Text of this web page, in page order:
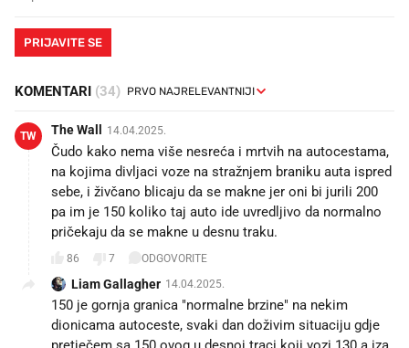
PRIJAVITE SE
KOMENTARI (34)
TW The Wall 14.04.2025.
Čudo kako nema više nesreća i mrtvih na autocestama,
na kojima divljaci voze na stražnjem braniku auta ispred
sebe, i živčano blicaju da se makne jer oni bi jurili 200
pa im je 150 koliko taj auto ide uvredljivo da normalno
pričekaju da se makne u desnu traku.
86 7 ODGOVORITE
Liam Gallagher 14.04.2025.
150 je gornja granica "normalne brzine" na nekim
dionicama autoceste, svaki dan doživim situaciju gdje
pretječem sa 150 ovog u desnoj traci koji vozi 130 a iza